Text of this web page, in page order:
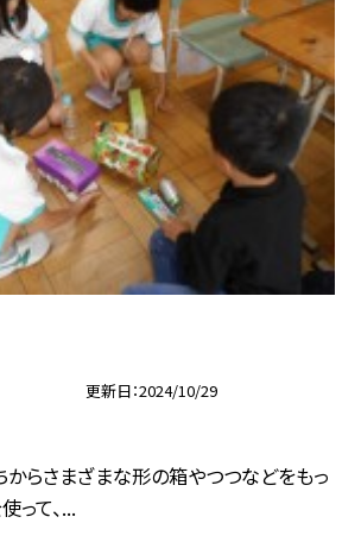
更新日 2024/10/29
からさまざまな形の箱やつつなどをもっ
って、...